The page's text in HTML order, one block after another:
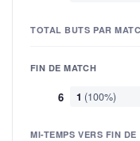
TOTAL BUTS PAR
FIN DE MATCH
6 1 (100%)
MI-TEMPS VERS FIN DE